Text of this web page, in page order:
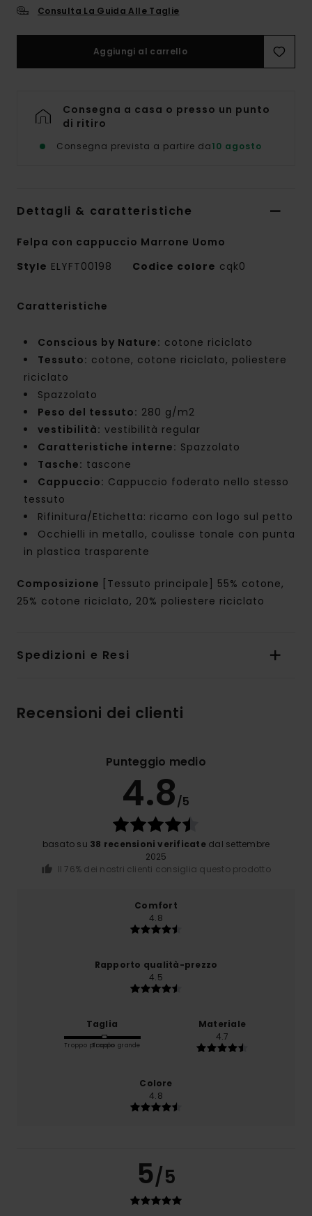
Consulta La Guida Alle Taglie
Aggiungi al carrello
Consegna a casa o presso un punto
di ritiro
Consegna prevista a partire da10 agosto
Dettagli & caratteristiche
Felpa con cappuccio Marrone Uomo
Style ELYFT00198 Codice colore cqk0
Caratteristiche
Conscious by Nature: cotone riciclato
Tessuto: cotone, cotone riciclato, poliestere
riciclato
Spazzolato
Peso del tessuto: 280 g/m2
vestibilità: vestibilità regular
Caratteristiche interne: Spazzolato
Tasche: tascone
Cappuccio: Cappuccio foderato nello stesso
tessuto
Rifinitura/Etichetta: ricamo con logo sul petto
Occhielli in metallo, coulisse tonale con punta
in plastica trasparente
Composizione
[Tessuto principale] 55% cotone,
25% cotone riciclato, 20% poliestere riciclato
Spedizioni e Resi
Recensioni dei clienti
Punteggio medio
4.8/5
basato su 38 recensioni verificatedal settembre
2025
Il 76% dei nostri clienti consiglia questo prodotto
Comfort
4.8
Rapporto qualità-prezzo
4.5
Taglia
Troppo piccoloTroppo grande
Materiale
4.7
Colore
4.8
5/5